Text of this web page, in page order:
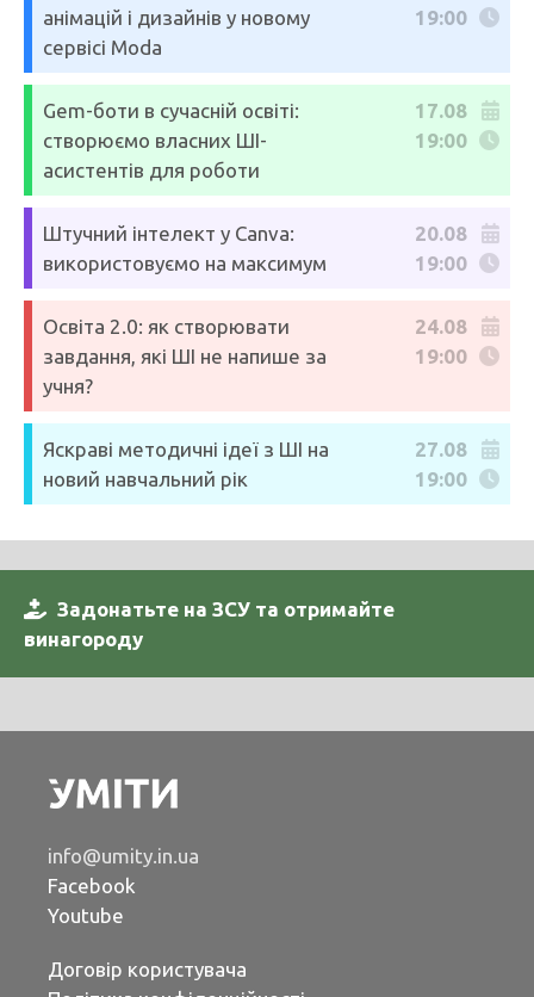
анімацій і дизайнів у новому
сервісі Moda
19:00
Gem-боти в сучасній освіті:
створюємо власних ШІ-
асистентів для роботи
17.08
19:00
Штучний інтелект у Canva:
використовуємо на максимум
20.08
19:00
Освіта 2.0: як створювати
завдання, які ШІ не напише за
учня?
24.08
19:00
Яскраві методичні ідеї з ШІ на
новий навчальний рік
27.08
19:00
Задонатьте на ЗСУ та отримайте
винагороду
info@umity.in.ua
Facebook
Youtube
Договір користувача